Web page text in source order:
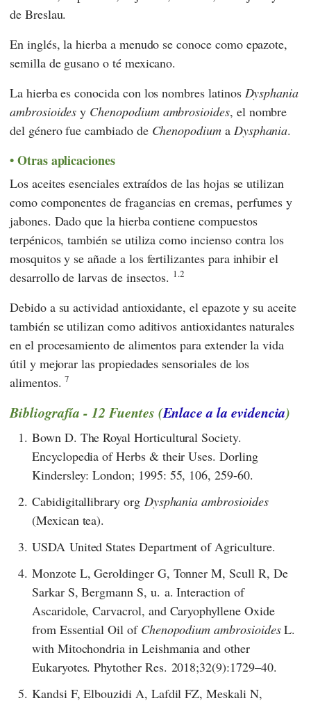
de Breslau.
En inglés, la hierba a menudo se conoce como epazote,
semilla de gusano o té mexicano.
La hierba es conocida con los nombres latinos Dysphania
ambrosioides y Chenopodium ambrosioides, el nombre
del género fue cambiado de Chenopodiuma Dysphania.
Otras aplicaciones
Los aceites esenciales extraídos de las hojas se utilizan
como componentes de fragancias en cremas, perfumes y
jabones. Dado que la hierba contiene compuestos
terpénicos, también se utiliza como incienso contra los
mosquitos y se añade a los fertilizantes para inhibir el
desarrollo de larvas de insectos. 1.2
Debido a su actividad antioxidante, el epazote y su aceite
también se utilizan como aditivos antioxidantes naturales
en el procesamiento de alimentos para extender la vida
útil y mejorar las propiedades sensoriales de los
alimentos.7
Bibliografía - 12 Fuentes (Enlace a la evidencia)
1. Bown D. The Royal Horticultural Society.
Encyclopedia of Herbs & their Uses. Dorling
Kindersley: London; 1995: 55, 106, 259-60.
2. Cabidigitallibrary org Dysphania ambrosioides
(Mexican tea).
3. USDA United States Department of Agriculture.
4. Monzote L, Geroldinger G, Tonner M, Scull R, De
Sarkar S, Bergmann S, u. a. Interaction of
Ascaridole, Carvacrol, and Caryophyllene Oxide
from Essential Oil of Chenopodium ambrosioidesL.
with Mitochondria in Leishmania and other
Eukaryotes. Phytother Res. 2018;32(9):1729–40.
5. Kandsi F, Elbouzidi A, Lafdil FZ, Meskali N,